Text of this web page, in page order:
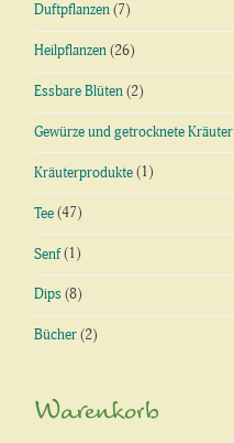
Duftpflanzen (7)
Heilpflanzen (26)
Essbare Blüten (2)
Gewürze und getrocknete Kräuter
Kräuterprodukte (1)
Tee (47)
Senf(1)
Dips (8)
Bücher (2)
Warenkorb